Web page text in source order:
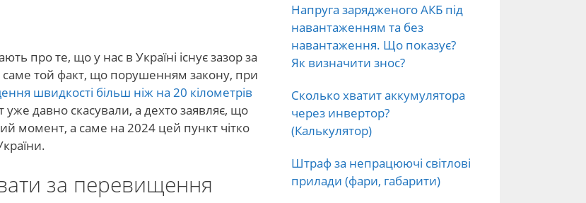
про те, що у нас в Україні існує зазор за
А саме той факт, що порушенням закону, при
швидкості більш ніж на 20 кілометрів
давно скасували, а дехто заявляє, що
момент, а саме на 2024 цей пункт чітко
за перевищення
Напруга зарядженого АКБ під
навантаженням та без
навантаження. Що показує?
Як визначити знос?
Сколько хватит аккумулятора
через инвертор?
(Калькулятор)
Штраф за непрацюючі світлові
прилади (фари, габарити)